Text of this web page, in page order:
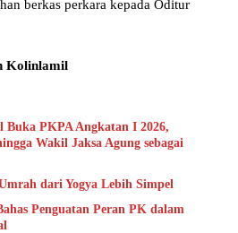
berkas perkara kepada Oditur
Kolinlamil
Buka PKPA Angkatan I 2026,
Wakil Jaksa Agung sebagai
dari Yogya Lebih Simpel
Penguatan Peran PK dalam